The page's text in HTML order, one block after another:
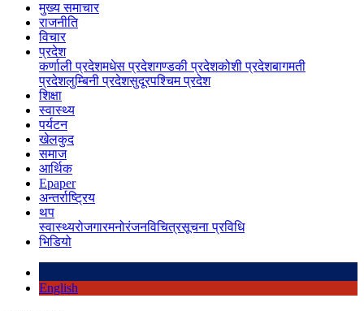
मुख्य समाचार
राजनीति
विचार
प्रदेश
कर्णाली प्रदेशमधेस प्रदेशगण्डकी प्रदेशकोशी प्रदेशबागमती
प्रदेशलुम्बिनी प्रदेशसुदूरपश्चिम प्रदेश
शिक्षा
स्वास्थ्य
पर्यटन
खेलकुद
समाज
आर्थिक
Epaper
अन्तर्राष्ट्रिय
थप
स्वास्थ्यरोजगारमनोरंजनविचित्रसूचना प्रविधि
भिडियो
English